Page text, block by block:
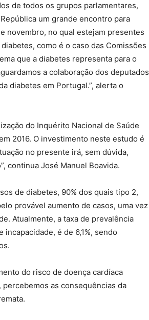
de todos os grupos parlamentares,
um grande encontro para
novembro, no qual estejam presentes
como é o caso das Comissões
que a diabetes representa para o
a colaboração dos deputados
diabetes em Portugal.”, alerta o
do Inquérito Nacional de Saúde
2016. O investimento neste estudo é
no presente irá, sem dúvida,
continua José Manuel Boavida.
de diabetes, 90% dos quais tipo 2,
provável aumento de casos, uma vez
Atualmente, a taxa de prevalência
é de 6,1%, sendo
do risco de doença cardíaca
as consequências da